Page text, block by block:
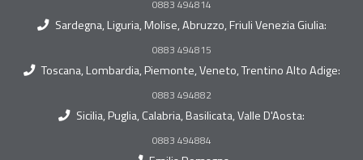
0883 494814
Sardegna, Liguria, Molise, Abruzzo, Friuli Venezia Giulia:
0883 494815
Toscana, Lombardia, Piemonte, Veneto, Trentino Alto Adige:
0883 494882
Sicilia, Puglia, Calabria, Basilicata, Valle D'Aosta:
0883 494884